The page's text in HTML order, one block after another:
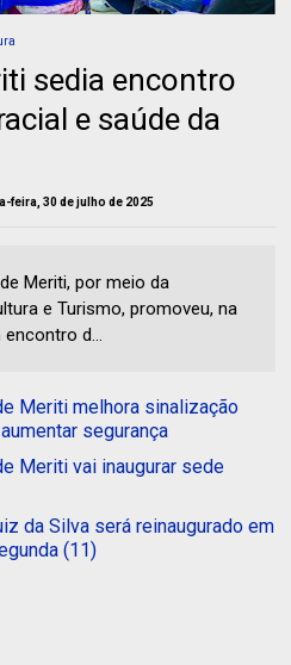
sedia encontro
e saúde da
feira, 30 de julho de 2025
Meriti, por meio da
e Turismo, promoveu, na
d...
Meriti melhora sinalização
segurança
Meriti vai inaugurar sede
da Silva será reinaugurado em
(11)